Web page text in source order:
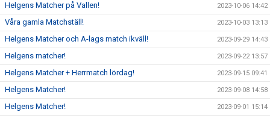
Helgens Matcher på Vallen! 2023-10-06 14:42
Våra gamla Matchställ! 2023-10-03 13:13
Helgens Matcher och A-lags match ikväll! 2023-09-29 14:43
Helgens matcher! 2023-09-22 13:57
Helgens Matcher + Herrmatch lördag! 2023-09-15 09:41
Helgens Matcher! 2023-09-08 14:58
Helgens Matcher! 2023-09-01 15:14